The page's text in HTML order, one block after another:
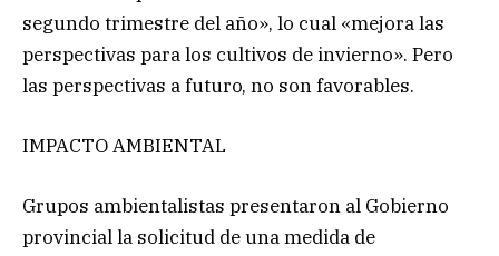
segundo trimestre del año», lo cual «mejora las
perspectivas para los cultivos de invierno». Pero
las perspectivas a futuro, no son favorables.
IMPACTO AMBIENTAL
Grupos ambientalistas presentaron al Gobierno
provincial la solicitud de una medida de